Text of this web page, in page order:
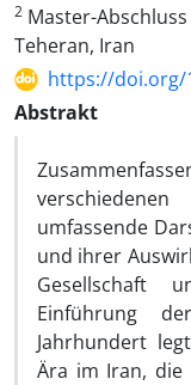
2 Master-
Teheran, Iran
https://doi.org/
Abstrakt
umfassende
und ihrer
Gesellschaft
Einführung
Jahrhundert
Ära im Iran,